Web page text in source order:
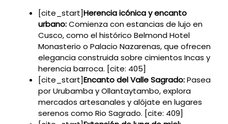
[cite_start]Herencia icónica y encanto
urbano:Comienza con estancias de lujo en
Cusco, como el histórico Belmond Hotel
Monasterio o Palacio Nazarenas, que ofrecen
elegancia construida sobre cimientos Incas y
herencia barroca. [cite: 405]
[cite_start]Encanto del Valle Sagrado:Pasea
por Urubamba y Ollantaytambo, explora
mercados artesanales y alójate en lugares
serenos como Rio Sagrado. [cite: 409]